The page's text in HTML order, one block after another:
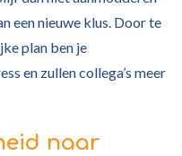
een nieuwe klus. Door te
plan ben je
en zullen collega’s meer
naar